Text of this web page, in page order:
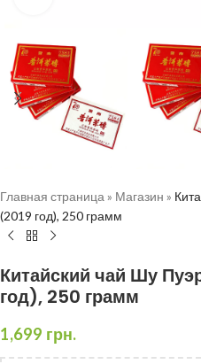
Главная страница » Магазин »
(2019 год), 250 грамм
Китайский чай Шу
год), 250 грамм
1,699 грн.